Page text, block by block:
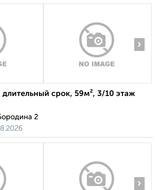
›
длительный срок, 59м², 3/10 этаж
2
›